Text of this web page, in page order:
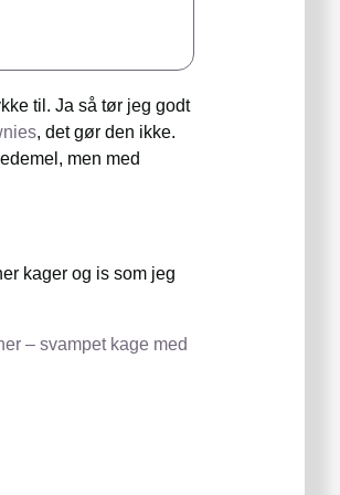
til. Ja så tør jeg godt
, det gør den ikke.
men med
kager og is som jeg
– svampet kage med